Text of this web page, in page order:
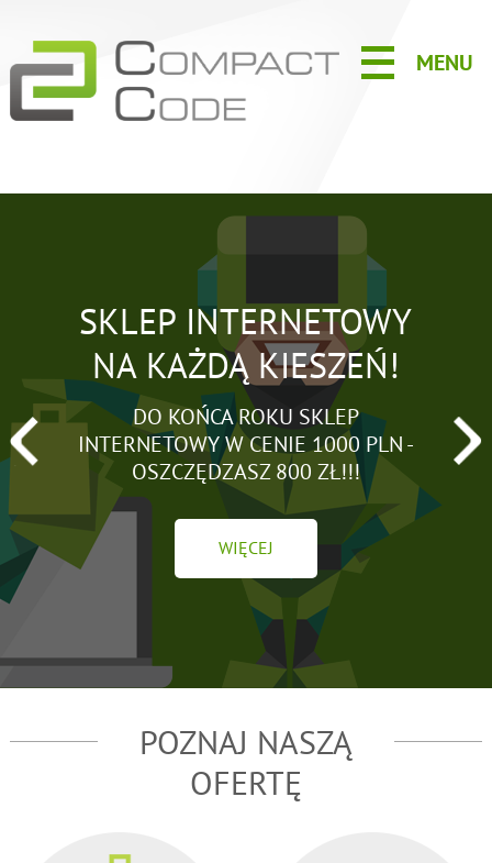
MENU
SKLEP INTERNETOWY
NA KAŻDĄ KIESZEŃ!
DO KOŃCA ROKU SKLEP
INTERNETOWY W CENIE 1000 PLN -
OSZCZĘDZASZ 800 ZŁ!!!
WIĘCEJ
POZNAJ NASZĄ
OFERTĘ